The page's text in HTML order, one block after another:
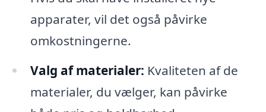
apparater, vil det også påvirke
omkostningerne.
Valg af materialer: Kvaliteten af de
materialer, du vælger, kan påvirke